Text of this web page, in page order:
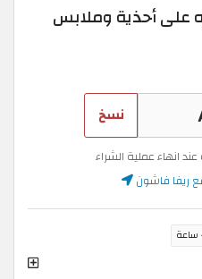
على أحذية وملابس
نسخ
انهاء عملية الشراء
ريفا فاشون